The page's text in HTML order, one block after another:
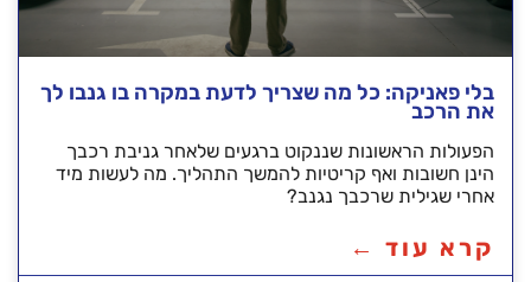
בלי פאניקה: כל מה שצריך לדעת במקרה בו גנבו לך
את הרכב
הפעולות הראשונות שננקוט ברגעים שלאחר גניבת רכבך
הינן חשובות ואף קריטיות להמשך התהליך. מה לעשות מיד
אחרי שגילית שרכבך נגנב?
קרא עוד ←